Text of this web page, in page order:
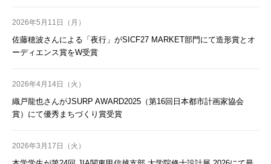
2026年5月11日（月）
佐藤穂波さんによる「夜行」がSICF27 MARKET部門にて造形賞とオ
ーディエンス賞をW受賞
2026年4月14日（火）
織戸龍也さんがJSURP AWARD2025（第16回日本都市計画家協会
賞）にて優秀まちづくり賞受賞
2026年3月17日（火）